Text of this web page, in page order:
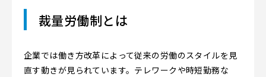
裁量労働制とは
企業では働き方改革によって従来の労働のスタイルを見
直す動きが見られています。テレワークや時短勤務な